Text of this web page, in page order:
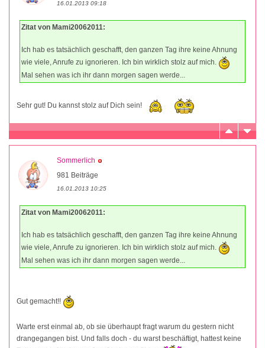
16.01.2013 09:18
Zitat von Mami20062011:
Ich hab es tatsächlich geschafft, den ganzen Tag ihre keine Ahnung
wie viele, Anrufe zu ignorieren. Ich bin wirklich stolz auf mich.
Mal sehen was ich ihr dann morgen sagen werde...
Sehr gut! Du kannst stolz auf Dich sein!
Sommerlich
981 Beiträge
16.01.2013 10:25
Zitat von Mami20062011:
Ich hab es tatsächlich geschafft, den ganzen Tag ihre keine Ahnung
wie viele, Anrufe zu ignorieren. Ich bin wirklich stolz auf mich.
Mal sehen was ich ihr dann morgen sagen werde...
Gut gemacht!!
Warte erst einmal ab, ob sie überhaupt fragt warum du gestern nicht
drangegangen bist. Und falls doch - du warst beschäftigt, hattest keine